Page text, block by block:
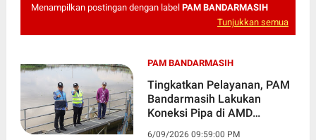
Menampilkan postingan dengan label PAM BANDARMASIH
Tunjukkan semua
PAM BANDARMASIH
Tingkatkan Pelayanan, PAM
Bandarmasih Lakukan
Koneksi Pipa di AMD
6/09/2026 09:59:00 PM